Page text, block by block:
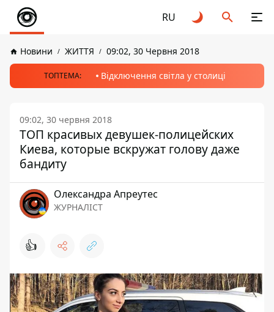
RU
Новини ЖИТТЯ 09:02, 30 Червня 2018
ТОПТЕМА: Відключення світла у столиці
09:02, 30 червня 2018
ТОП красивых девушек-полицейских
Киева, которые вскружат голову даже
бандиту
Олександра Апреутес
ЖУРНАЛІСТ
👍